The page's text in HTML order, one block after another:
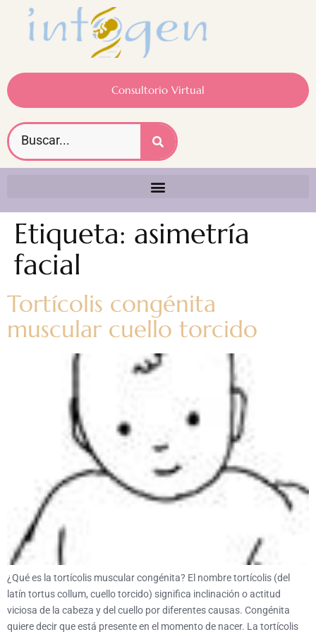
Consultorio Virtual
Etiqueta: asimetría
facial
Tortícolis congénita
muscular cuello torcido
¿Qué es la tortícolis muscular congénita? El nombre tortícolis (del
latín tortus collum, cuello torcido) significa inclinación o actitud
viciosa de la cabeza y del cuello por diferentes causas. Congénita
quiere decir que está presente en el momento de nacer. La tortícolis